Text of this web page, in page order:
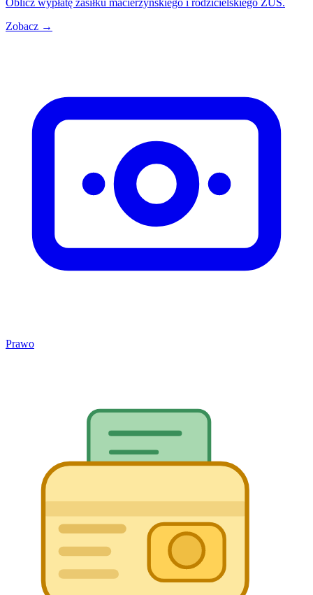
Oblicz wypłatę zasiłku macierzyńskiego i rodzicielskiego ZUS.
Zobacz →
Prawo